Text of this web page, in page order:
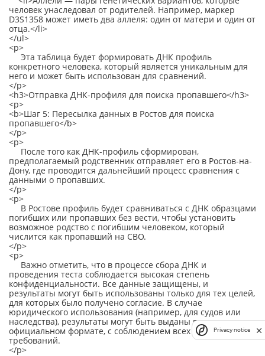
человек унаследовал от родителей. Например, маркер
D3S1358 может иметь два аллеля: один от матери и один от
отца.</li>
</ul>
<p>
Эта таблица будет формировать ДНК профиль
конкретного человека, который является уникальным для
него и может быть использован для сравнений.
</p>
<h3>Отправка ДНК-профиля для поиска пропавшего</h3>
<p>
<b>Шаг 5: Пересылка данных в Ростов для поиска
пропавшего</b>
</p>
<p>
После того как ДНК-профиль сформирован,
предполагаемый родственник отправляет его в Ростов-на-
Дону, где проводится дальнейший процесс сравнения с
данными о пропавших.
</p>
<p>
В Ростове профиль будет сравниваться с ДНК образцами
погибших или пропавших без вести, чтобы установить
возможное родство с погибшим человеком, который
числится как пропавший на СВО.
</p>
<p>
Важно отметить, что в процессе сбора ДНК и
проведения теста соблюдается высокая степень
конфиденциальности. Все данные защищены, и
результаты могут быть использованы только для тех целей,
для которых было получено согласие. В случае
юридического использования (например, для судов или
наследства), результаты могут быть выданы в
официальном формате, с соблюдением всех законных
требований.
</p>
Privacy notice